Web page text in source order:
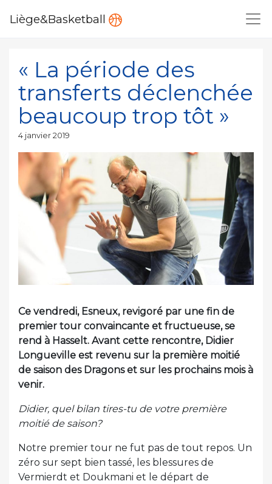
Liège&Basketball
« La période des
transferts déclenchée
beaucoup trop tôt »
Publié
4 janvier 2019
Ce vendredi, Esneux, revigoré par une fin de
premier tour convaincante et fructueuse, se
rend à Hasselt. Avant cette rencontre, Didier
Longueville est revenu sur la première moitié
de saison des Dragons et sur les prochains mois à
venir.
Didier, quel bilan tires-tu de votre première
moitié de saison?
Notre premier tour ne fut pas de tout repos. Un
zéro sur sept bien tassé, les blessures de
Vermierdt et Doukmani et le départ de